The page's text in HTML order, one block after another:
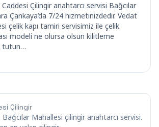
Çilingir anahtarcı servisi Bağcılar
Çankaya’da 7/24 hizmetinizdedir. Vedat
çelik kapı tamiri servisimiz ile çelik
modeli ne olursa olsun kilitleme
tutun…
Çilingir
Mahallesi çilingir anahtarcı servisi.